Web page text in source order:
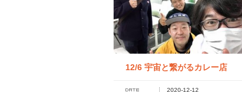
12/6 宇宙と繋がるカレー店
2020-12-12